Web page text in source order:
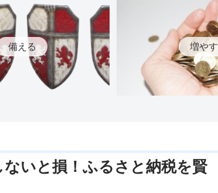
備える 増やす
いと損！ふるさと納税を賢